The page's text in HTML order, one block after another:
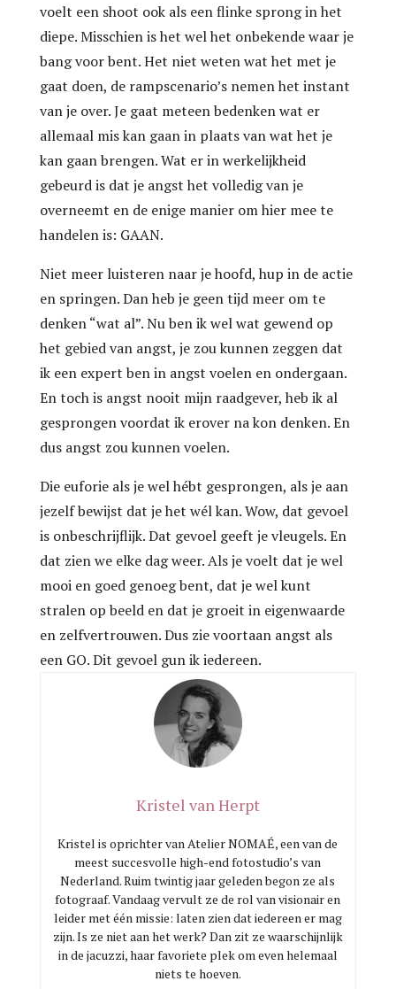
voelt een shoot ook als een flinke sprong in het
diepe. Misschien is het wel het onbekende waar je
bang voor bent. Het niet weten wat het met je
gaat doen, de rampscenario’s nemen het instant
van je over. Je gaat meteen bedenken wat er
allemaal mis kan gaan in plaats van wat het je
kan gaan brengen. Wat er in werkelijkheid
gebeurd is dat je angst het volledig van je
overneemt en de enige manier om hier mee te
handelen is: GAAN.
Niet meer luisteren naar je hoofd, hup in de actie
en springen. Dan heb je geen tijd meer om te
denken “wat al”. Nu ben ik wel wat gewend op
het gebied van angst, je zou kunnen zeggen dat
ik een expert ben in angst voelen en ondergaan.
En toch is angst nooit mijn raadgever, heb ik al
gesprongen voordat ik erover na kon denken. En
dus angst zou kunnen voelen.
Die euforie als je wel hébt gesprongen, als je aan
jezelf bewijst dat je het wél kan. Wow, dat gevoel
is onbeschrijflijk. Dat gevoel geeft je vleugels. En
dat zien we elke dag weer. Als je voelt dat je wel
mooi en goed genoeg bent, dat je wel kunt
stralen op beeld en dat je groeit in eigenwaarde
en zelfvertrouwen. Dus zie voortaan angst als
een GO. Dit gevoel gun ik iedereen.
Kristel van Herpt
Kristel is oprichter van Atelier NOMAÉ, een van de
meest succesvolle high-end fotostudio’s van
Nederland. Ruim twintig jaar geleden begon ze als
fotograaf. Vandaag vervult ze de rol van visionair en
leider met één missie: laten zien dat iedereen er mag
zijn. Is ze niet aan het werk? Dan zit ze waarschijnlijk
in de jacuzzi, haar favoriete plek om even helemaal
niets te hoeven.